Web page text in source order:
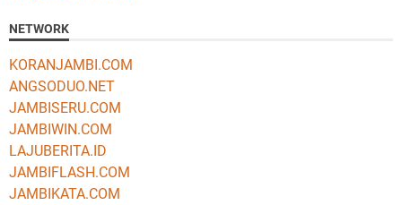
NETWORK
KORANJAMBI.COM
ANGSODUO.NET
JAMBISERU.COM
JAMBIWIN.COM
LAJUBERITA.ID
JAMBIFLASH.COM
JAMBIKATA.COM